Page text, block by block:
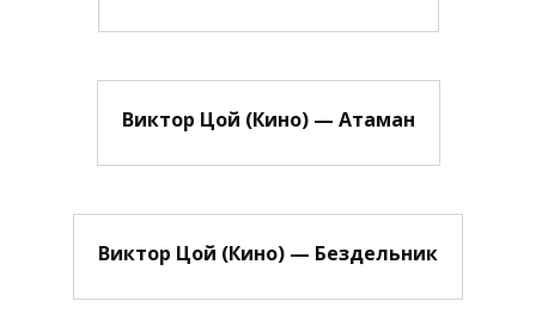
Виктор Цой (Кино) — Атаман
Виктор Цой (Кино) — Бездельник